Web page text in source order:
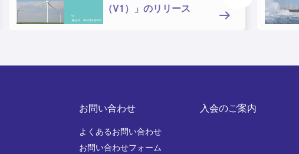
（V1）」のリリース
お問い合わせ
よくあるお問い合わせ
お問い合わせフォーム
入会のご案内